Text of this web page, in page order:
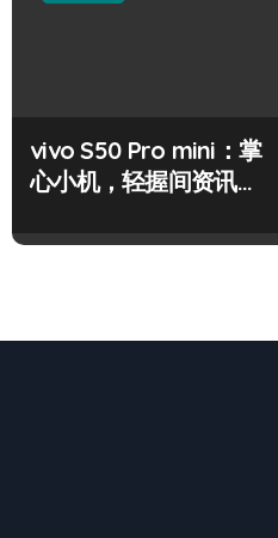
vivo S50 Pro mini：掌
心小机，轻握间资讯全